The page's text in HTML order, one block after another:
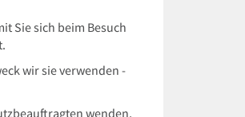
Sie sich beim Besuch
wir sie verwenden -
wenden,